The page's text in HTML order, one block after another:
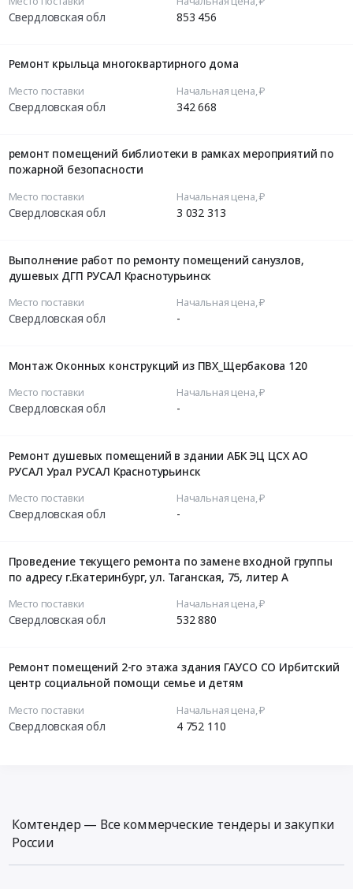
Свердловская обл 853 456
Ремонт крыльца многоквартирного дома
Место поставки
Свердловская обл
Начальная цена, ₽
342 668
ремонт помещений библиотеки в рамках мероприятий по
пожарной безопасности
Место поставки
Свердловская обл
Начальная цена, ₽
3 032 313
Выполнение работ по ремонту помещений санузлов,
душевых ДГП РУСАЛ Краснотурьинск
Место поставки
Свердловская обл
Начальная цена, ₽
-
Монтаж Оконных конструкций из ПВХ_Щербакова 120
Место поставки
Свердловская обл
Начальная цена, ₽
-
Ремонт душевых помещений в здании АБК ЭЦ ЦСХ АО
РУСАЛ Урал РУСАЛ Краснотурьинск
Место поставки
Свердловская обл
Начальная цена, ₽
-
Проведение текущего ремонта по замене входной группы
по адресу г.Екатеринбург, ул. Таганская, 75, литер А
Место поставки
Свердловская обл
Начальная цена, ₽
532 880
Ремонт помещений 2-го этажа здания ГАУСО СО Ирбитский
центр социальной помощи семье и детям
Место поставки
Свердловская обл
Начальная цена, ₽
4 752 110
Комтендер — Все коммерческие тендеры и закупки
России